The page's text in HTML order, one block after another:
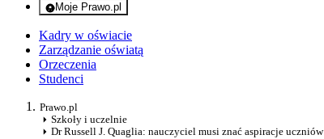
Moje Prawo.pl
- rejestracja i logowanie do serwisu
Kadry w oświacie
Zarządzanie oświatą
Orzeczenia
Studenci
Prawo.pl
Szkoły i uczelnie
Dr Russell J. Quaglia: nauczyciel musi znać aspiracje uczniów